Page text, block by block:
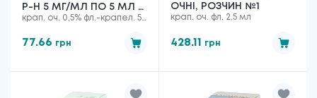
Р-Н 5 МГ/МЛ ПО 5 МЛ У
ФЛАК.-КРАП.
крап. оч. 0,5% фл.-крапел. 5
77.66 грн
ОЧНІ, РОЗЧИН №1
крап. оч. фл. 2,5 мл
428.11 грн